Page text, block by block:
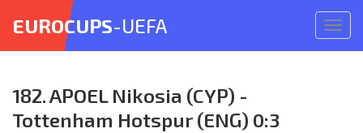
меню
EUROCUPS-UEFA
182. APOEL Nikosia (CYP) -
Tottenham Hotspur (ENG) 0:3